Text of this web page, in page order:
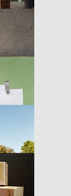
香
禮盒
祝福